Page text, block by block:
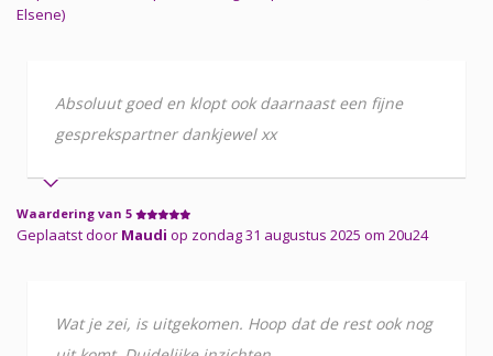
Elsene)
Absoluut goed en klopt ook daarnaast een fijne
gesprekspartner dankjewel xx
Waardering van 5
Geplaatst door Maudi op zondag 31 augustus 2025 om 20u24
Wat je zei, is uitgekomen. Hoop dat de rest ook nog